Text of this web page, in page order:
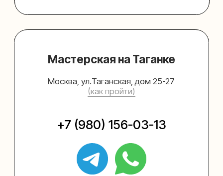
help@upakovali.online
Sospeso wrap
О нас
Упаковать подарок
В личный кабинет
+7 (495) 005-03-13